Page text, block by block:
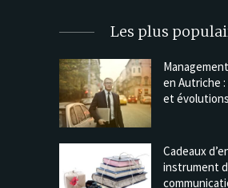
Les plus
en Autriche
et
Cadeaux
instrument